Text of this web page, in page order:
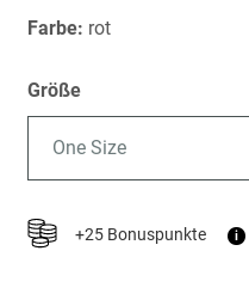
Farbe: rot
Größe
One Size
+25 Bonuspunkte i